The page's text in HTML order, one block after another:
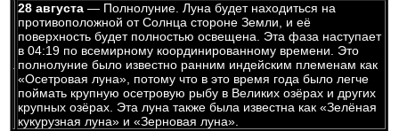
28 августа— Полнолуние. Луна будет находиться на
противоположной от Солнца стороне Земли, и её
поверхность будет полностью освещена. Эта фаза наступает
в 04:19 по всемирному координированному времени. Это
полнолуние было известно ранним индейским племенам как
«Осетровая луна», потому что в это время года было легче
поймать крупную осетровую рыбу в Великих озёрах и других
крупных озёрах. Эта луна также была известна как «Зелёная
кукурузная луна» и «Зерновая луна».